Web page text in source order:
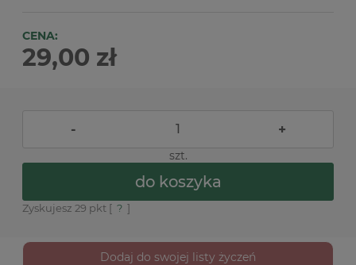
CENA:
29,00 zł
- +
szt.
do koszyka
Zyskujesz 29 pkt [ ? ]
Dodaj do swojej listy życzeń